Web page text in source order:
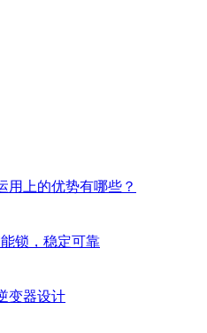
用上的优势有哪些？
锁，稳定可靠
变器设计